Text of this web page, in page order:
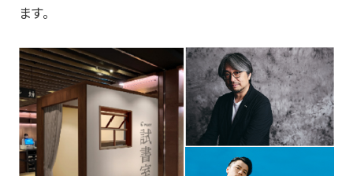
ます。